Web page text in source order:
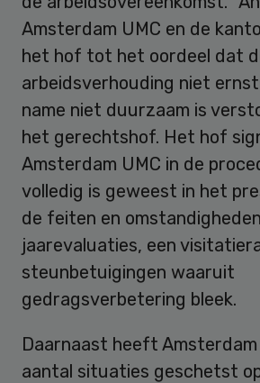
Amsterdam UMC en de
het hof tot het oordeel dat
arbeidsverhouding niet
name niet duurzaam is
het gerechtshof. Het hof
Amsterdam UMC in de
volledig is geweest in het
de feiten en
jaarevaluaties, een
steunbetuigingen waaruit
gedragsverbetering bleek.
Daarnaast heeft Amsterdam
aantal situaties geschetst